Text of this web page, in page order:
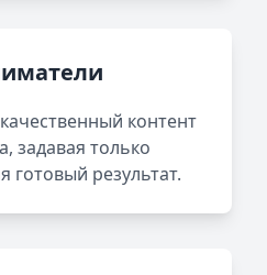
контент
задавая только
готовый результат.